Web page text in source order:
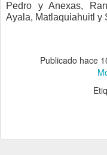
Pedro y Anexas,
Ayala, Matlaquiahuitl y
Publicado hace